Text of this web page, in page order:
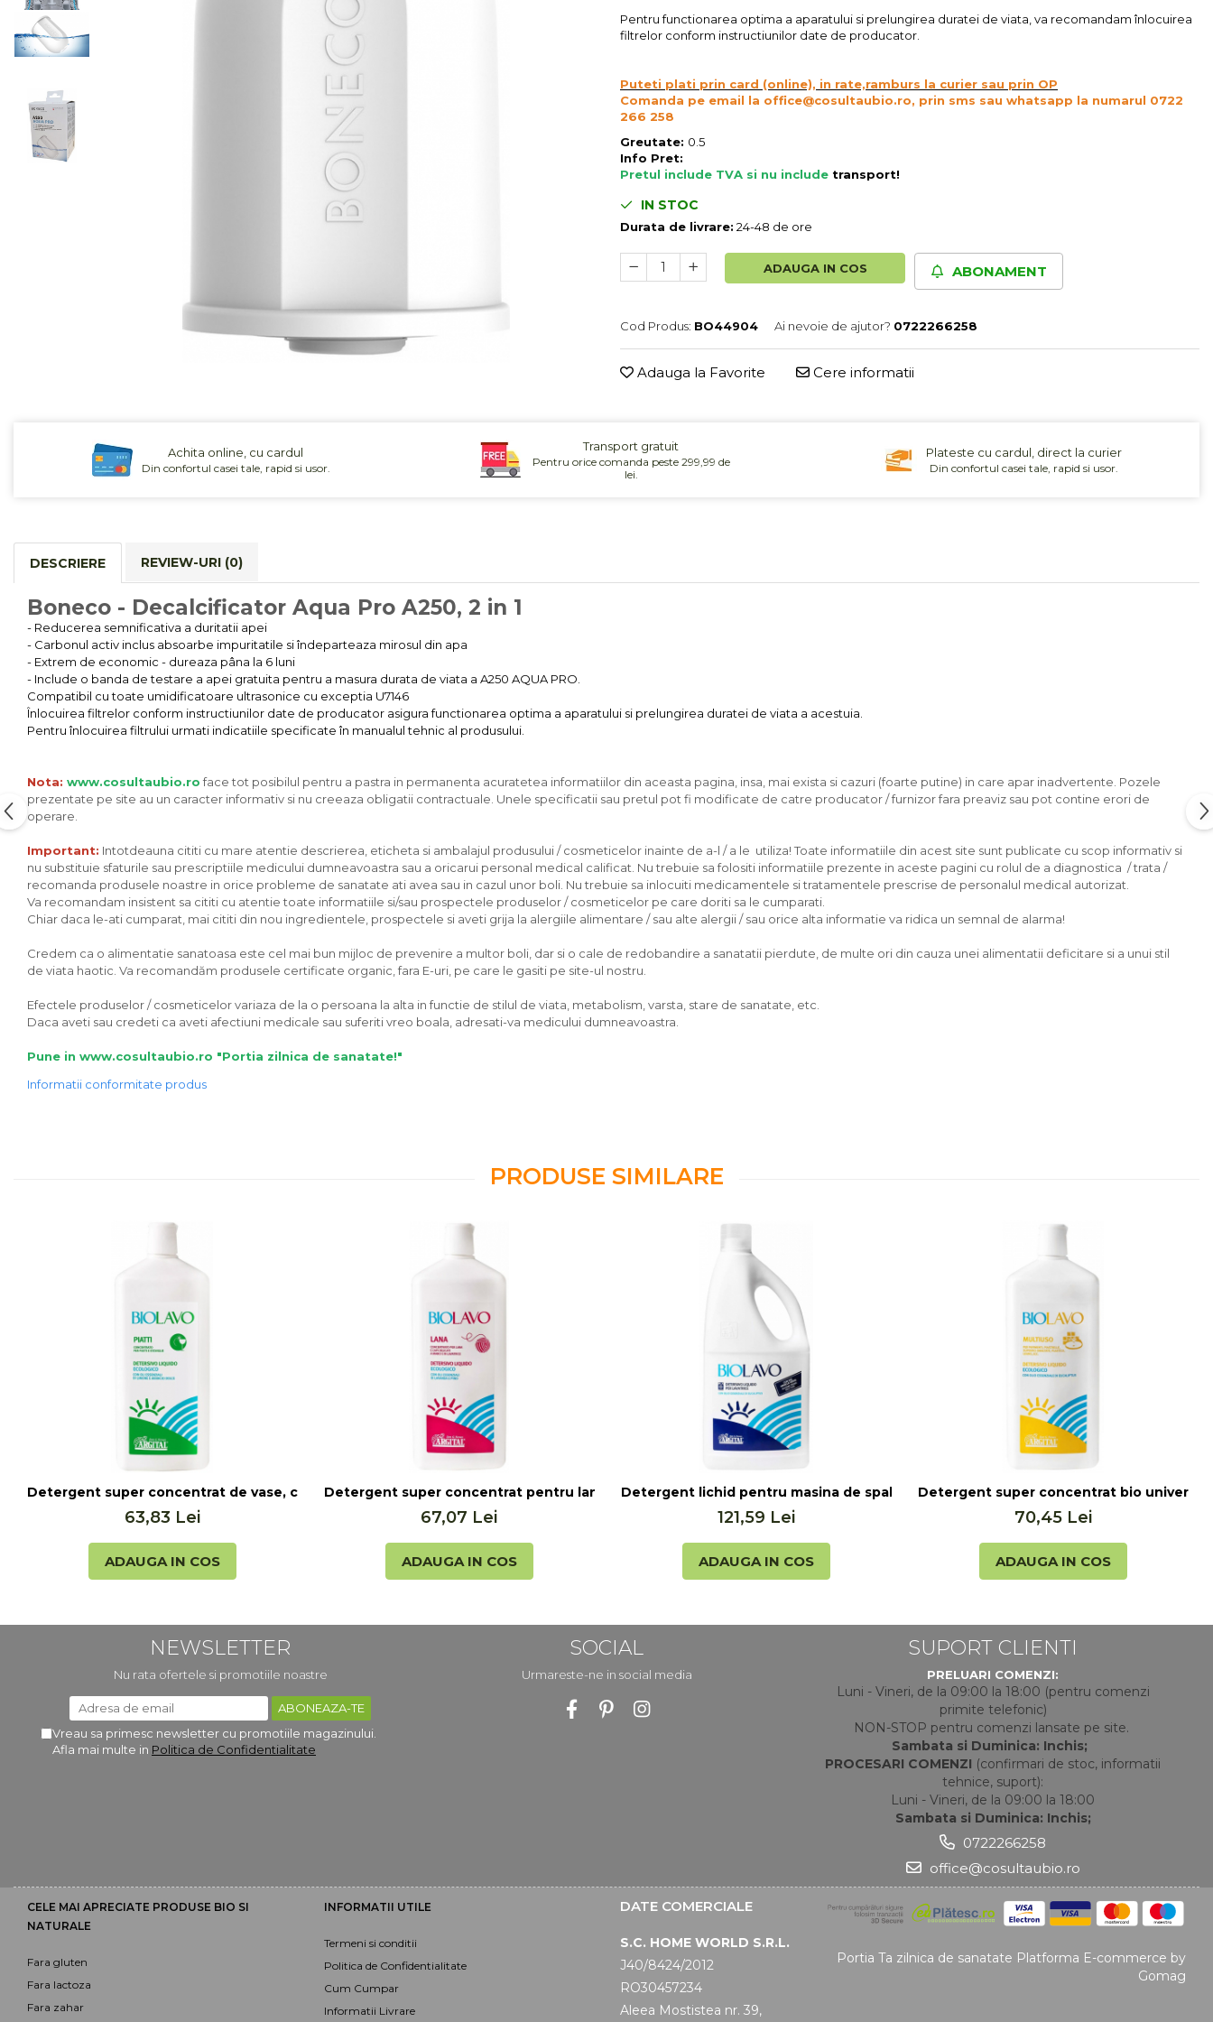
Ceai vrac
Ceaiuri diverse si accesorii
Bauturi
Sucuri
Vinuri, bere si alte bauturi
Siropuri naturale
Seminte din plante oleaginoase
Bauturi vegetale
Pudre si prafuri
Supe
Conserve, Pateuri, creme
tartinabile
Masline
Leguminoase si seminte
Fermenti si gelifianti
Sare si inlocuitori
Produse care inlocuiesc carnea
Unt, alternativa unt
Paine bio
Paste
Terci bio
Dulciuri
Ciocolata
Dulceturi, gemuri, compoturi
Creme
Bomboane, Caramele si Jeleuri
Zahar si indulcitori
Specialitati si produse asiatice
Pentru functionarea optima a aparatului si prelungirea duratei de viata, va recomandam înlocuirea
filtrelor conform instructiunilor date de producator.
Puteti plati prin card (online), in rate,ramburs la curier sau prin OP
Comanda pe email la office@cosultaubio.ro, prin sms sau whatsapp la numarul 0722
266 258
Greutate: 0.5
Info Pret:
Pretul include TVA si nu include transport!
IN STOC
Durata de livrare: 24-48 de ore
ADAUGA IN COS ABONAMENT
Cod Produs: BO44904 Ai nevoie de ajutor? 0722266258
Adauga la Favorite Cere informatii
Achita online, cu cardul
Din confortul casei tale, rapid si usor.
Transport gratuit
Pentru orice comanda peste 299,99 de
lei.
Plateste cu cardul, direct la curier
Din confortul casei tale, rapid si usor.
DESCRIERE REVIEW-URI (0)
Boneco - Decalcificator Aqua Pro A250, 2 in 1
- Reducerea semnificativa a duritatii apei
- Carbonul activ inclus absoarbe impuritatile si îndeparteaza mirosul din apa
- Extrem de economic - dureaza pâna la 6 luni
- Include o banda de testare a apei gratuita pentru a masura durata de viata a A250 AQUA PRO.
Compatibil cu toate umidificatoare ultrasonice cu exceptia U7146
Înlocuirea filtrelor conform instructiunilor date de producator asigura functionarea optima a aparatului si prelungirea duratei de viata a acestuia.
Pentru înlocuirea filtrului urmati indicatiile specificate în manualul tehnic al produsului.
Nota: www.cosultaubio.roface tot posibilul pentru a pastra in permanenta acuratetea informatiilor din aceasta pagina, insa, mai exista si cazuri (foarte putine) in care apar inadvertente. Pozele
prezentate pe site au un caracter informativ si nu creeaza obligatii contractuale. Unele specificatii sau pretul pot fi modificate de catre producator / furnizor fara preaviz sau pot contine erori de
operare.
Important: Intotdeauna cititi cu mare atentie descrierea, eticheta si ambalajul produsului / cosmeticelor inainte de a-l / a le utiliza! Toate informatiile din acest site sunt publicate cu scop informativ si
nu substituie sfaturile sau prescriptiile medicului dumneavoastra sau a oricarui personal medical calificat. Nu trebuie sa folositi informatiile prezente in aceste pagini cu rolul de a diagnostica / trata /
recomanda produsele noastre in orice probleme de sanatate ati avea sau in cazul unor boli. Nu trebuie sa inlocuiti medicamentele si tratamentele prescrise de personalul medical autorizat.
Va recomandam insistent sa cititi cu atentie toate informatiile si/sau prospectele produselor / cosmeticelor pe care doriti sa le cumparati.
Chiar daca le-ati cumparat, mai cititi din nou ingredientele, prospectele si aveti grija la alergiile alimentare / sau alte alergii / sau orice alta informatie va ridica un semnal de alarma!
Credem ca o alimentatie sanatoasa este cel mai bun mijloc de prevenire a multor boli, dar si o cale de redobandire a sanatatii pierdute, de multe ori din cauza unei alimentatii deficitare si a unui stil
de viata haotic. Va recomandăm produsele certificate organic, fara E-uri, pe care le gasiti pe site-ul nostru.
Efectele produselor / cosmeticelor variaza de la o persoana la alta in functie de stilul de viata, metabolism, varsta, stare de sanatate, etc.
Daca aveti sau credeti ca aveti afectiuni medicale sau suferiti vreo boala, adresati-va medicului dumneavoastra.
Pune in www.cosultaubio.ro "Portia zilnica de sanatate!"
Informatii conformitate produs
PRODUSE SIMILARE
Detergent super concentrat de vase, cu lamaie Biolavo, 1000ml Argital
63,83 Lei
ADAUGA IN COS
Detergent super concentrat pentru lana si tesaturi fine, 1000ml Argital
67,07 Lei
ADAUGA IN COS
Detergent lichid pentru masina de spalat rufe, 2l Argital
121,59 Lei
ADAUGA IN COS
Detergent super concentrat bio universal
70,45 Lei
ADAUGA IN COS
NEWSLETTER
Nu rata ofertele si promotiile noastre
Vreau sa primesc newsletter cu promotiile magazinului.
Afla mai multe in Politica de Confidentialitate
SOCIAL
Urmareste-ne in social media
SUPORT CLIENTI
PRELUARI COMENZI:
Luni - Vineri, de la 09:00 la 18:00 (pentru comenzi
primite telefonic)
NON-STOP pentru comenzi lansate pe site.
Sambata si Duminica: Inchis;
PROCESARI COMENZI (confirmari de stoc, informatii
tehnice, suport):
Luni - Vineri, de la 09:00 la 18:00
Sambata si Duminica: Inchis;
0722266258
office@cosultaubio.ro
CELE MAI APRECIATE PRODUSE BIO SI
NATURALE
Fara gluten
Fara lactoza
Fara zahar
INFORMATII UTILE
Termeni si conditii
Politica de Confidentialitate
Cum Cumpar
Informatii Livrare
DATE COMERCIALE
S.C. HOME WORLD S.R.L.
J40/8424/2012
RO30457234
Aleea Mostistea nr. 39,
Portia Ta zilnica de sanatate Platforma E-commerce by
Gomag